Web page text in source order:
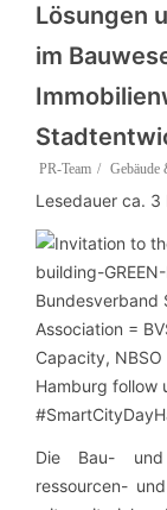
Lösungen
im
PR-Team Gebäude
Lesedauer ca. 3
Die Bau- und
ressourcen-